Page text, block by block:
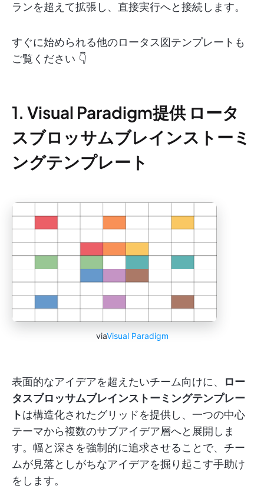
ランを超えて拡張し、直接実行へと接続します。
すぐに始められる他のロータス図テンプレートも
ご覧ください 👇
1. Visual Paradigm提供 ロータ
スブロッサムブレインストーミ
ングテンプレート
viaVisual Paradigm
表面的なアイデアを超えたいチーム向けに、
ロー
タスブロッサムブレインストーミングテンプレー
トは構造化されたグリッドを提供し、一つの中心
テーマから複数のサブアイデア層へと展開しま
す。幅と深さを強制的に追求させることで、チー
ムが見落としがちなアイデアを掘り起こす手助け
をします。